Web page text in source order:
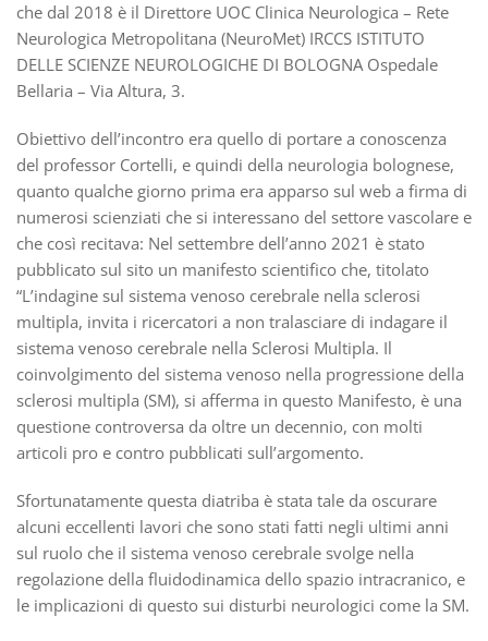
che dal 2018 è il Direttore UOC Clinica Neurologica – Rete
Neurologica Metropolitana (NeuroMet) IRCCS ISTITUTO
DELLE SCIENZE NEUROLOGICHE DI BOLOGNA Ospedale
Bellaria – Via Altura, 3.
Obiettivo dell’incontro era quello di portare a conoscenza
del professor Cortelli, e quindi della neurologia bolognese,
quanto qualche giorno prima era apparso sul web a firma di
numerosi scienziati che si interessano del settore vascolare e
che così recitava: Nel settembre dell’anno 2021 è stato
pubblicato sul sito un manifesto scientifico che, titolato
“L’indagine sul sistema venoso cerebrale nella sclerosi
multipla, invita i ricercatori a non tralasciare di indagare il
sistema venoso cerebrale nella Sclerosi Multipla. Il
coinvolgimento del sistema venoso nella progressione della
sclerosi multipla (SM), si afferma in questo Manifesto, è una
questione controversa da oltre un decennio, con molti
articoli pro e contro pubblicati sull’argomento.
Sfortunatamente questa diatriba è stata tale da oscurare
alcuni eccellenti lavori che sono stati fatti negli ultimi anni
sul ruolo che il sistema venoso cerebrale svolge nella
regolazione della fluidodinamica dello spazio intracranico, e
le implicazioni di questo sui disturbi neurologici come la SM.